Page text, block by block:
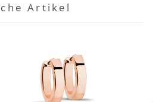
Artikel